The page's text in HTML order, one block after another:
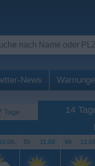
News
Tage 14
Di. 11.08. Mi.